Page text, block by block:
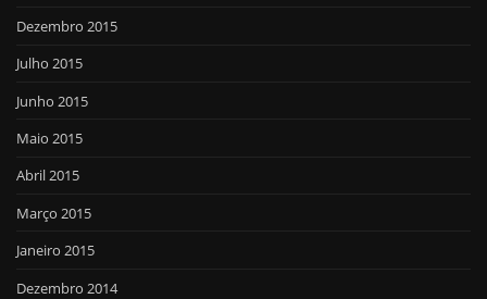
Dezembro 2015
Julho 2015
Junho 2015
Maio 2015
Abril 2015
Março 2015
Janeiro 2015
Dezembro 2014